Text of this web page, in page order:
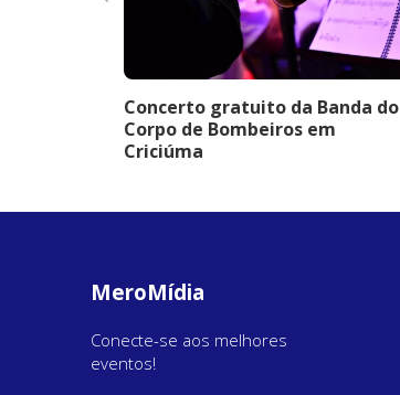
Concerto gratuito da Banda do
Corpo de Bombeiros em
Criciúma
MeroMídia
Conecte-se aos melhores
eventos!